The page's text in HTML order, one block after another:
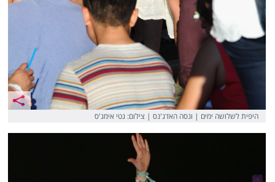
היפית לשלושה ימים | ונסה האדג'נס | צילום: גטי אימג'ס